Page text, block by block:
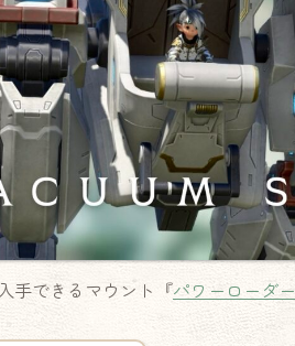
手できるマウント『パワーローダー